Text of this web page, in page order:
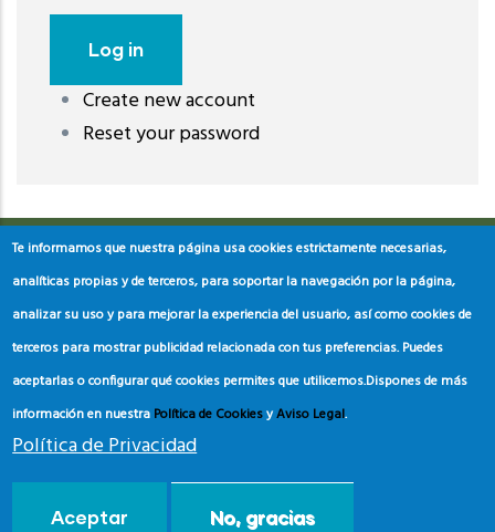
Create new account
Reset your password
레딧 다운로드coloring pages printable
download
Consumidor2024.
Te informamos que nuestra página usa cookies estrictamente necesarias,
analíticas propias y de terceros, para soportar la navegación por la página,
analizar su uso y para mejorar la experiencia del usuario, así como cookies de
terceros para mostrar publicidad relacionada con tus preferencias. Puedes
aceptarlas o configurar qué cookies permites que utilicemos.Dispones de más
información en nuestra Política de CookiesyAviso Legal.
Política de Privacidad
Aceptar No, gracias